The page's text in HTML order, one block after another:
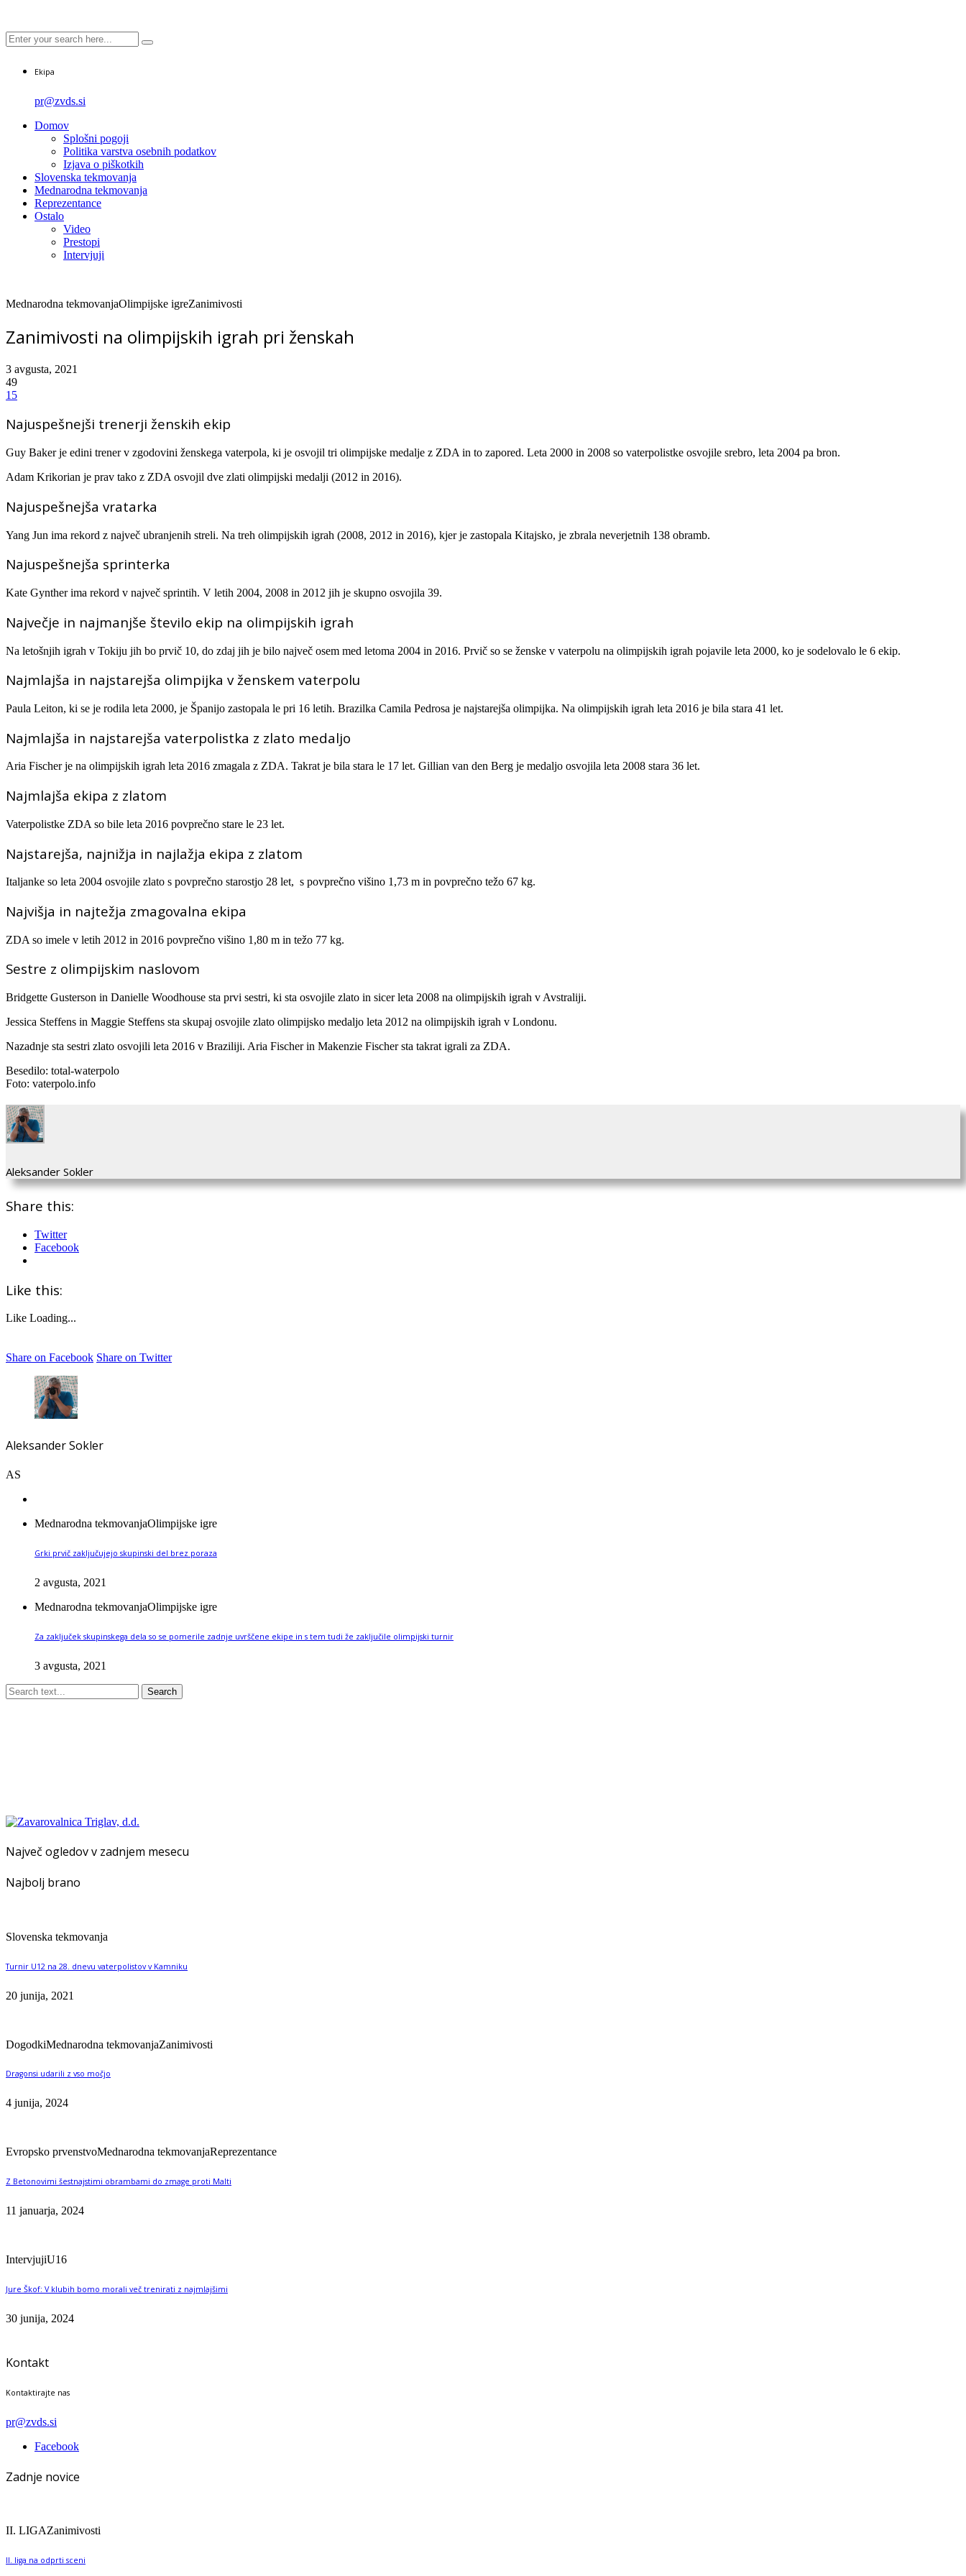
Ekipa
pr@zvds.si
Domov
Splošni pogoji
Politika varstva osebnih podatkov
Izjava o piškotkih
Slovenska tekmovanja
Mednarodna tekmovanja
Reprezentance
Ostalo
Video
Prestopi
Intervjuji
Mednarodna tekmovanjaOlimpijske igreZanimivosti
Zanimivosti na olimpijskih igrah pri ženskah
3 avgusta, 2021
49
15
Najuspešnejši trenerji ženskih ekip
Guy Baker je edini trener v zgodovini ženskega vaterpola, ki je osvojil tri olimpijske medalje z ZDA in to zapored. Leta 2000 in 2008 so vaterpolistke osvojile srebro, leta 2004 pa bron.
Adam Krikorian je prav tako z ZDA osvojil dve zlati olimpijski medalji (2012 in 2016).
Najuspešnejša vratarka
Yang Jun ima rekord z največ ubranjenih streli. Na treh olimpijskih igrah (2008, 2012 in 2016), kjer je zastopala Kitajsko, je zbrala neverjetnih 138 obramb.
Najuspešnejša sprinterka
Kate Gynther ima rekord v največ sprintih. V letih 2004, 2008 in 2012 jih je skupno osvojila 39.
Največje in najmanjše število ekip na olimpijskih igrah
Na letošnjih igrah v Tokiju jih bo prvič 10, do zdaj jih je bilo največ osem med letoma 2004 in 2016. Prvič so se ženske v vaterpolu na olimpijskih igrah pojavile leta 2000, ko je sodelovalo le 6 ekip.
Najmlajša in najstarejša olimpijka v ženskem vaterpolu
Paula Leiton, ki se je rodila leta 2000, je Španijo zastopala le pri 16 letih. Brazilka Camila Pedrosa je najstarejša olimpijka. Na olimpijskih igrah leta 2016 je bila stara 41 let.
Najmlajša in najstarejša vaterpolistka z zlato medaljo
Aria Fischer je na olimpijskih igrah leta 2016 zmagala z ZDA. Takrat je bila stara le 17 let. Gillian van den Berg je medaljo osvojila leta 2008 stara 36 let.
Najmlajša ekipa z zlatom
Vaterpolistke ZDA so bile leta 2016 povprečno stare le 23 let.
Najstarejša, najnižja in najlažja ekipa z zlatom
Italjanke so leta 2004 osvojile zlato s povprečno starostjo 28 let, s povprečno višino 1,73 m in povprečno težo 67 kg.
Najvišja in najtežja zmagovalna ekipa
ZDA so imele v letih 2012 in 2016 povprečno višino 1,80 m in težo 77 kg.
Sestre z olimpijskim naslovom
Bridgette Gusterson in Danielle Woodhouse sta prvi sestri, ki sta osvojile zlato in sicer leta 2008 na olimpijskih igrah v Avstraliji.
Jessica Steffens in Maggie Steffens sta skupaj osvojile zlato olimpijsko medaljo leta 2012 na olimpijskih igrah v Londonu.
Nazadnje sta sestri zlato osvojili leta 2016 v Braziliji. Aria Fischer in Makenzie Fischer sta takrat igrali za ZDA.
Besedilo: total-waterpolo
Foto: vaterpolo.info
Aleksander Sokler
Share this:
Twitter
Facebook
Like this:
Like Loading...
Share on Facebook Share on Twitter
Aleksander Sokler
AS
Mednarodna tekmovanjaOlimpijske igre
Grki prvič zaključujejo skupinski del brez poraza
2 avgusta, 2021
Mednarodna tekmovanjaOlimpijske igre
Za zaključek skupinskega dela so se pomerile zadnje uvrščene ekipe in s tem tudi že zaključile olimpijski turnir
3 avgusta, 2021
Search
Največ ogledov v zadnjem mesecu
Najbolj brano
Slovenska tekmovanja
Turnir U12 na 28. dnevu vaterpolistov v Kamniku
20 junija, 2021
DogodkiMednarodna tekmovanjaZanimivosti
Dragonsi udarili z vso močjo
4 junija, 2024
Evropsko prvenstvoMednarodna tekmovanjaReprezentance
Z Betonovimi šestnajstimi obrambami do zmage proti Malti
11 januarja, 2024
IntervjujiU16
Jure Škof: V klubih bomo morali več trenirati z najmlajšimi
30 junija, 2024
Kontakt
Kontaktirajte nas
pr@zvds.si
Facebook
Zadnje novice
II. LIGAZanimivosti
II. liga na odprti sceni